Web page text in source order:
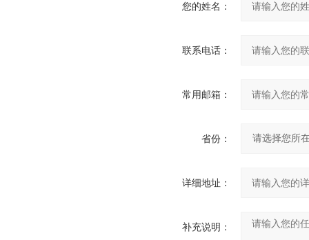
您的姓名：
联系电话：
常用邮箱：
省份：
详细地址：
补充说明：